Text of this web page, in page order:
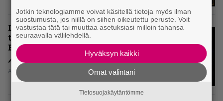
Levyarvio: Onko Steelbound jo
täydellisintä mahdollista Battle
Beastia?
Aki Nuopponen
Jotkin teknologiamme voivat käsitellä tietoja myös ilman
suostumusta, jos niillä on siihen oikeutettu peruste. Voit
vastustaa tätä tai muuttaa asetuksiasi milloin tahansa
seuraavalla välilehdellä.
Hyväksyn kaikki
Omat valintani
Tietosuojakäytäntömme